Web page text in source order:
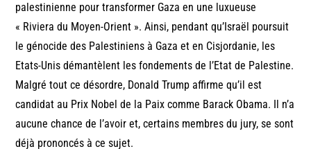
palestinienne pour transformer Gaza en une luxueuse
« Riviera du Moyen-Orient ». Ainsi, pendant qu’Israël poursuit
le génocide des Palestiniens à Gaza et en Cisjordanie, les
Etats-Unis démantèlent les fondements de l’Etat de Palestine.
Malgré tout ce désordre, Donald Trump affirme qu’il est
candidat au Prix Nobel de la Paix comme Barack Obama. Il n’a
aucune chance de l’avoir et, certains membres du jury, se sont
déjà prononcés à ce sujet.